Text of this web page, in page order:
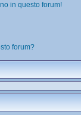
in questo forum!
forum?